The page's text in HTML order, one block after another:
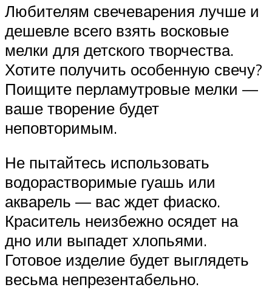
Любителям свечеварения лучше и
дешевле всего взять восковые
мелки для детского творчества.
Хотите получить особенную свечу?
Поищите перламутровые мелки —
ваше творение будет
неповторимым.
Не пытайтесь использовать
водорастворимые гуашь или
акварель — вас ждет фиаско.
Краситель неизбежно осядет на
дно или выпадет хлопьями.
Готовое изделие будет выглядеть
весьма непрезентабельно.